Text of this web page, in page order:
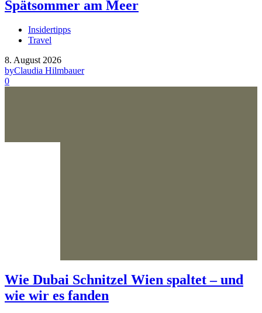
Spätsommer am Meer
Insidertipps
Travel
8. August 2026
byClaudia Hilmbauer
0
Wie Dubai Schnitzel Wien spaltet – und
wie wir es fanden